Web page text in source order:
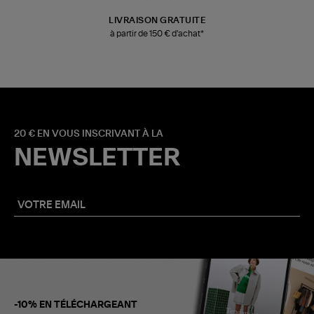
LIVRAISON GRATUITE
à partir de 150 € d'achat*
20 € EN VOUS INSCRIVANT À LA
NEWSLETTER
-10% EN TÉLÉCHARGEANT